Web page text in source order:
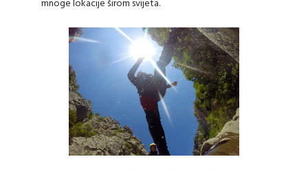
mnoge lokacije širom svijeta.